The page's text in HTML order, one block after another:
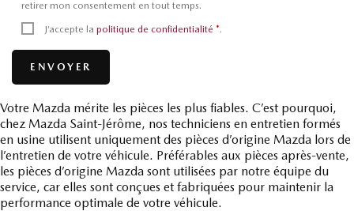
retirer mon consentement en tout temps.
J’accepte la politique de confidentialité *.
Votre Mazda mérite les pièces les plus fiables. C’est pourquoi,
chez Mazda Saint-Jérôme, nos techniciens en entretien formés
en usine utilisent uniquement des pièces d’origine Mazda lors de
l’entretien de votre véhicule. Préférables aux pièces après-vente,
les pièces d’origine Mazda sont utilisées par notre équipe du
service, car elles sont conçues et fabriquées pour maintenir la
performance optimale de votre véhicule.